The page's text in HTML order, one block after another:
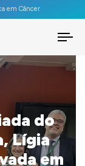
em Câncer
do
Lígia
em